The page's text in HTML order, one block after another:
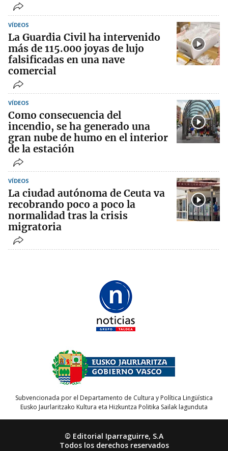
VÍDEOS
La Guardia Civil ha intervenido
más de 115.000 joyas de lujo
falsificadas en una nave
comercial
VÍDEOS
Como consecuencia del
incendio, se ha generado una
gran nube de humo en el interior
de la estación
VÍDEOS
La ciudad autónoma de Ceuta va
recobrando poco a poco la
normalidad tras la crisis
migratoria
Subvencionada por el Departamento de Cultura y Política Lingüística
Eusko Jaurlaritzako Kultura eta Hizkuntza Politika Sailak lagunduta
© Editorial Iparraguirre, S.A
Todos los derechos reservados